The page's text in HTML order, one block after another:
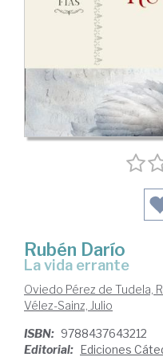
Rubén Darío
la vida errante
Oviedo Pérez de Tudela,
Vélez-Sainz, Julio
ISBN: 9788437643212
Editorial: Ediciones